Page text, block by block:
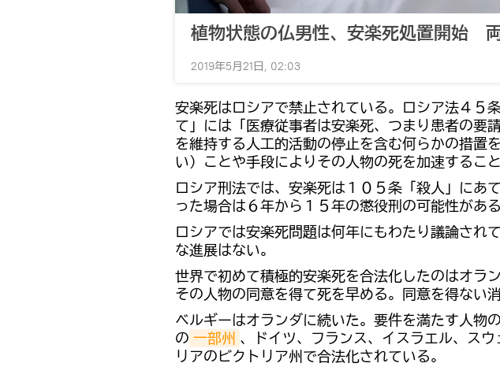
植物状態の仏男性、安楽死処置開始
2019年5月21日, 02:03
安楽死はロシアで禁止されている。ロシア法４５
て」には「医療従事者は安楽死、つまり患者の要
を維持する人工的活動の停止を含む何らかの措置
い）ことや手段によりその人物の死を加速するこ
ロシア刑法では、安楽死は１０５条「殺人」にあ
った場合は６年から１５年の懲役刑の可能性がある
ロシアでは安楽死問題は何年にもわたり議論され
な進展はない。
世界で初めて積極的安楽死を合法化したのはオラ
その人物の同意を得て死を早める。同意を得ない
ベルギーはオランダに続いた。要件を満たす人物
の 一部州 、ドイツ、フランス、イスラエル、ス
リアのビクトリア州で合法化されている。